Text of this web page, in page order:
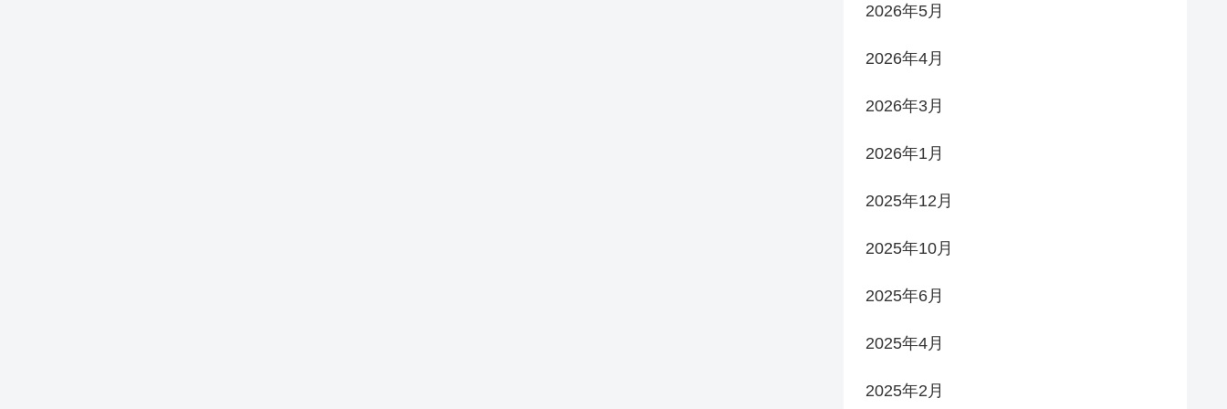
2026年5月
2026年4月
2026年3月
2026年1月
2025年12月
2025年10月
2025年6月
2025年4月
2025年2月